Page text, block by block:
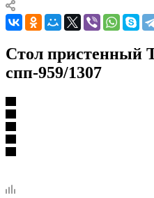
Стол
спп-959/1307